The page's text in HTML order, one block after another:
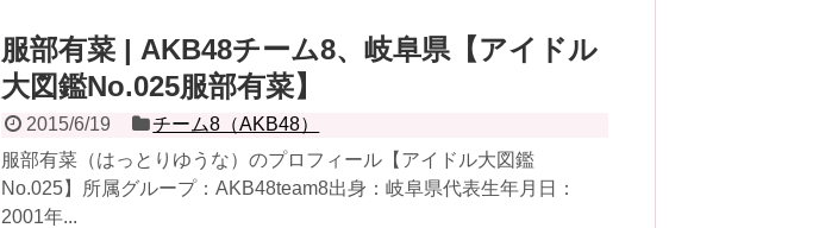
服部有菜 | AKB48チーム8、岐阜県【アイドル
大図鑑No.025服部有菜】
2015/6/19
チーム8（AKB48）
服部有菜（はっとりゆうな）のプロフィール【アイドル大図鑑
No.025】所属グループ：AKB48team8出身：岐阜県代表生年月日：
2001年...